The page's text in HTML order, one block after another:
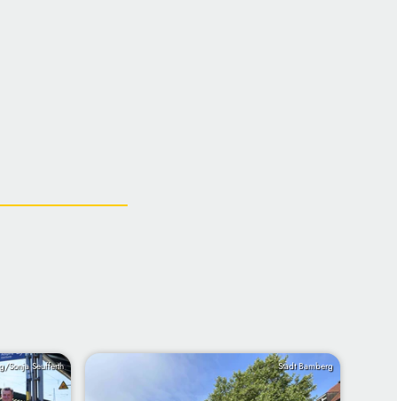
Sonja Seufferth Stadt Bamberg